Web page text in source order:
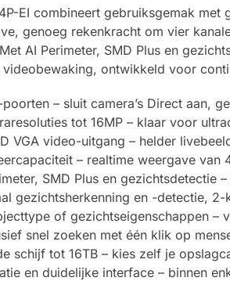
EI combineert gebruiksgemak
genoeg rekenkracht om vier
AI Perimeter, SMD Plus en
ontwikkeld voor
– sluit camera’s Direct aan,
tot 16MP – klaar voor
VGA video-uitgang – helder
– realtime weergave van
SMD Plus en gezichtsdetectie
gezichtsherkenning en -detectie,
of gezichtseigenschappen –
snel zoeken met één klik op
schijf tot 16TB – kies zelf je
en duidelijke interface – binnen